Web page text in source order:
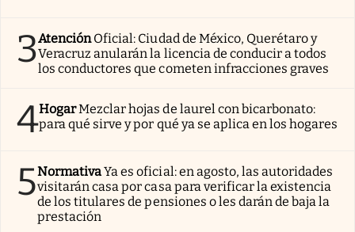
3AtenciónOficial: Ciudad de México, Querétaro y
Veracruz anularán la licencia de conducir a todos
los conductores que cometen infracciones graves
4HogarMezclar hojas de laurel con bicarbonato:
para qué sirve y por qué ya se aplica en los hogares
5NormativaYa es oficial: en agosto, las autoridades
visitarán casa por casa para verificar la existencia
de los titulares de pensiones o les darán de baja la
prestación